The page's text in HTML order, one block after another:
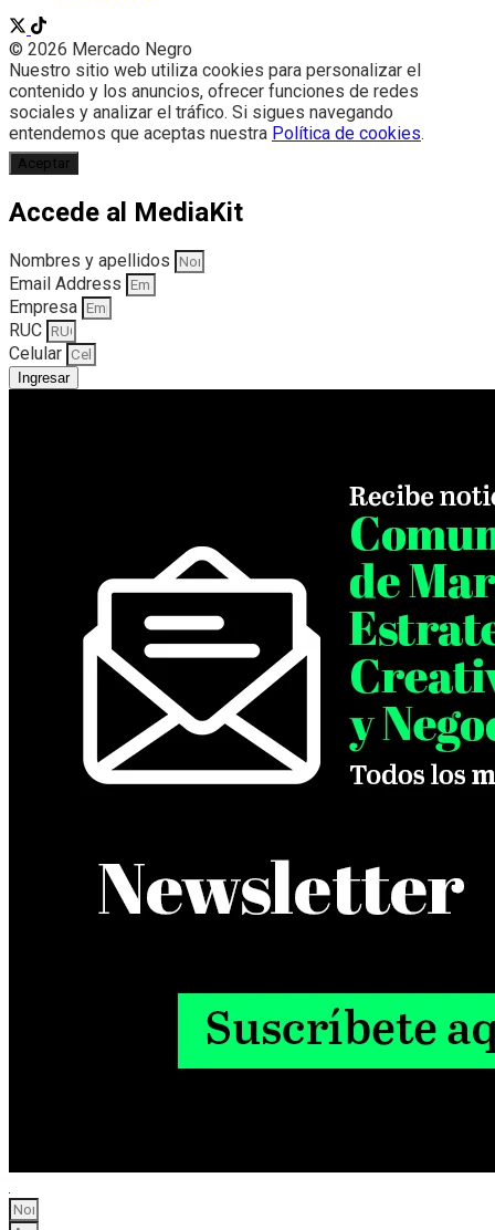
© 2026 Mercado Negro
Nuestro sitio web utiliza cookies para personalizar el
contenido y los anuncios, ofrecer funciones de redes
sociales y analizar el tráfico. Si sigues navegando
entendemos que aceptas nuestra Política de cookies.
Aceptar
Accede al MediaKit
Nombres y apellidos
Email Address
Empresa
RUC
Celular
Ingresar